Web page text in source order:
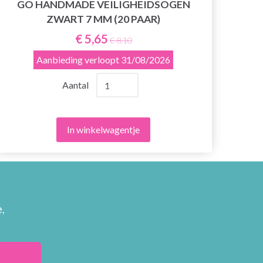
GO HANDMADE VEILIGHEIDSOGEN
ZWART 7 MM (20 PAAR)
€ 5,65 € 8,10
Aanbieding verloopt 31/08/2026
Aantal
In winkelwagentje